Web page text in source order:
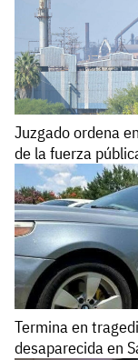
Juzgado ordena
de la fuerza
Termina en
desaparecida en